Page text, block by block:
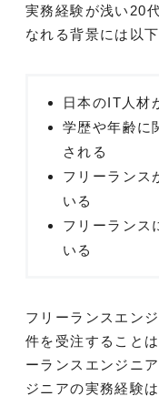
実務経験が浅い20
なれる背景には以
日本のIT人材
学歴や年齢に
される
フリーランス
いる
フリーランス
いる
フリーランスエン
件を受注すること
ーランスエンジニ
ジニアの実務経験